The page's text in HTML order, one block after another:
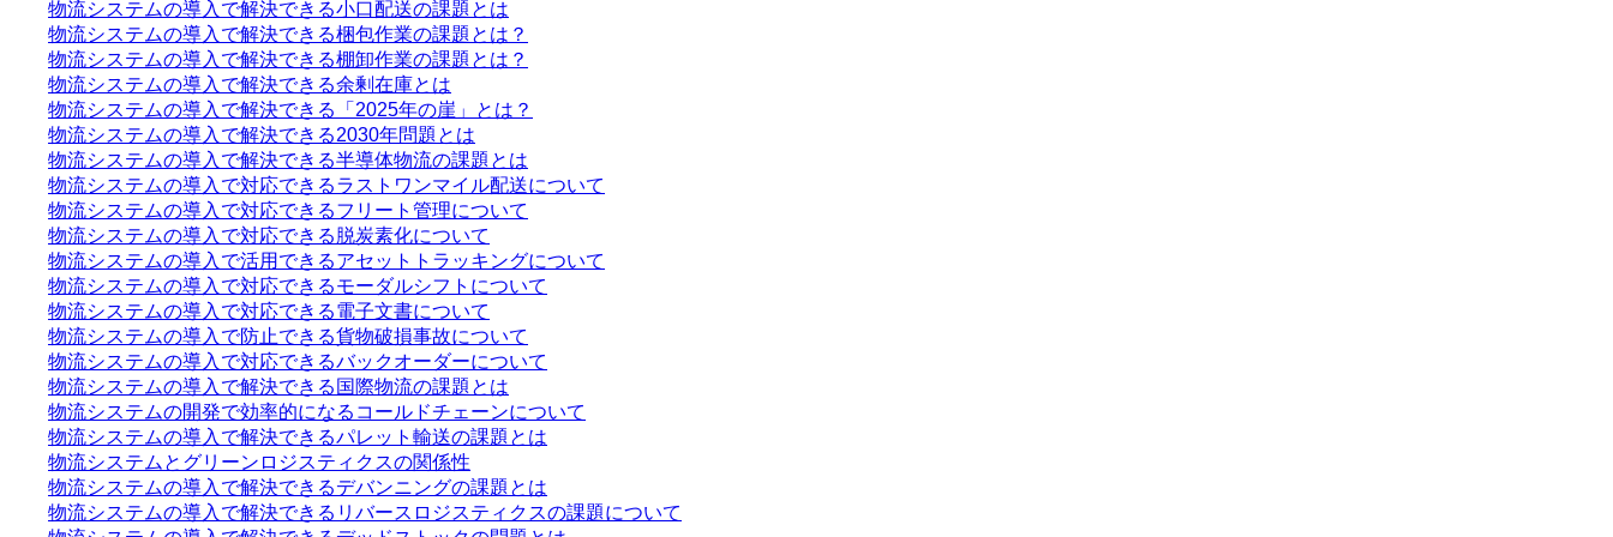
物流システムの導入で解決できる小口配送の課題とは
物流システムの導入で解決できる梱包作業の課題とは？
物流システムの導入で解決できる棚卸作業の課題とは？
物流システムの導入で解決できる余剰在庫とは
物流システムの導入で解決できる「2025年の崖」とは？
物流システムの導入で解決できる2030年問題とは
物流システムの導入で解決できる半導体物流の課題とは
物流システムの導入で対応できるラストワンマイル配送について
物流システムの導入で対応できるフリート管理について
物流システムの導入で対応できる脱炭素化について
物流システムの導入で活用できるアセットトラッキングについて
物流システムの導入で対応できるモーダルシフトについて
物流システムの導入で対応できる電子文書について
物流システムの導入で防止できる貨物破損事故について
物流システムの導入で対応できるバックオーダーについて
物流システムの導入で解決できる国際物流の課題とは
物流システムの開発で効率的になるコールドチェーンについて
物流システムの導入で解決できるパレット輸送の課題とは
物流システムとグリーンロジスティクスの関係性
物流システムの導入で解決できるデバンニングの課題とは
物流システムの導入で解決できるリバースロジスティクスの課題について